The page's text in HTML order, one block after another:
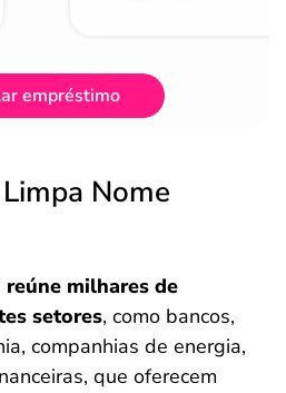
empréstimo
Nome
reúne milhares de
setores, como bancos,
companhias de energia,
que oferecem